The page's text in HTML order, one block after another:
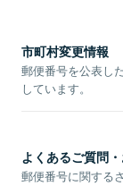
市町村変更情報
郵便番号を公表し
しています。
よくあるご質問
郵便番号に関する